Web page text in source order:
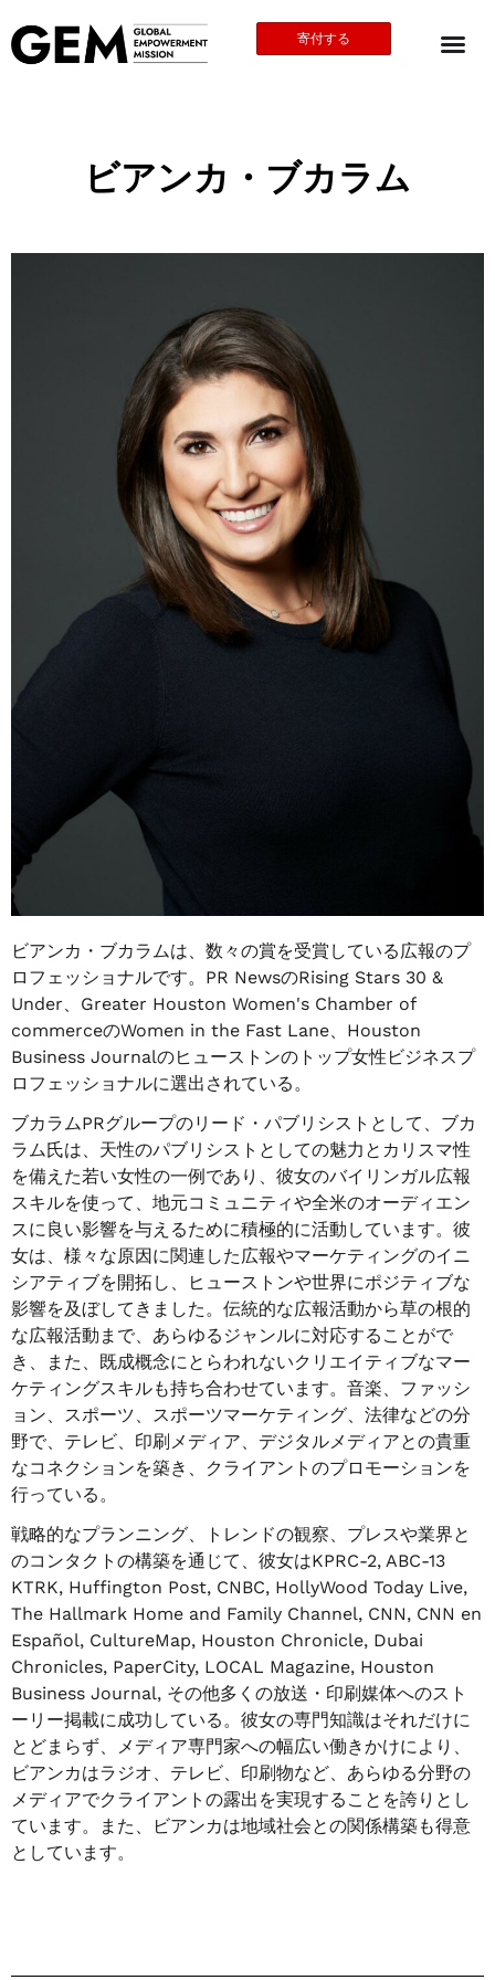
寄付する
ビアンカ・ブカラム
ビアンカ・ブカラムは、数々の賞を受賞している広報のプ
ロフェッショナルです。PR NewsのRising Stars 30 &
Under、Greater Houston Women's Chamber of
commerceのWomen in the Fast Lane、Houston
Business Journalのヒューストンのトップ女性ビジネスプ
ロフェッショナルに選出されている。
ブカラムPRグループのリード・パブリシストとして、ブカ
ラム氏は、天性のパブリシストとしての魅力とカリスマ性
を備えた若い女性の一例であり、彼女のバイリンガル広報
スキルを使って、地元コミュニティや全米のオーディエン
スに良い影響を与えるために積極的に活動しています。彼
女は、様々な原因に関連した広報やマーケティングのイニ
シアティブを開拓し、ヒューストンや世界にポジティブな
影響を及ぼしてきました。伝統的な広報活動から草の根的
な広報活動まで、あらゆるジャンルに対応することがで
き、また、既成概念にとらわれないクリエイティブなマー
ケティングスキルも持ち合わせています。音楽、ファッシ
ョン、スポーツ、スポーツマーケティング、法律などの分
野で、テレビ、印刷メディア、デジタルメディアとの貴重
なコネクションを築き、クライアントのプロモーションを
行っている。
戦略的なプランニング、トレンドの観察、プレスや業界と
のコンタクトの構築を通じて、彼女はKPRC-2, ABC-13
KTRK, Huffington Post, CNBC, HollyWood Today Live,
The Hallmark Home and Family Channel, CNN, CNN en
Español, CultureMap, Houston Chronicle, Dubai
Chronicles, PaperCity, LOCAL Magazine, Houston
Business Journal, その他多くの放送・印刷媒体へのスト
ーリー掲載に成功している。彼女の専門知識はそれだけに
とどまらず、メディア専門家への幅広い働きかけにより、
ビアンカはラジオ、テレビ、印刷物など、あらゆる分野の
メディアでクライアントの露出を実現することを誇りとし
ています。また、ビアンカは地域社会との関係構築も得意
としています。